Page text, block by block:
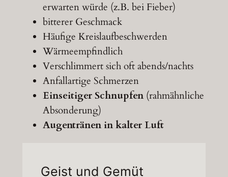
erwarten würde (z.B. bei Fieber)
bitterer Geschmack
Häufige Kreislaufbeschwerden
Wärmeempfindlich
Verschlimmert sich oft abends/nachts
Anfallartige Schmerzen
Einseitiger Schnupfen(rahmähnliche
Absonderung)
Augentränen in kalter Luft
Geist und Gemüt